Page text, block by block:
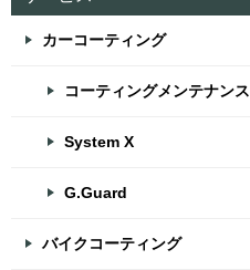
カーコーティング
コーティングメンテナンス
System X
G.Guard
バイクコーティング